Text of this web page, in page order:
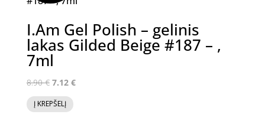
I.Am Gel Polish – gelinis
lakas Gilded Beige #187 – ,
7ml
8.90€ Original
price
was:
7.12 €Current
Į KREPŠELĮ